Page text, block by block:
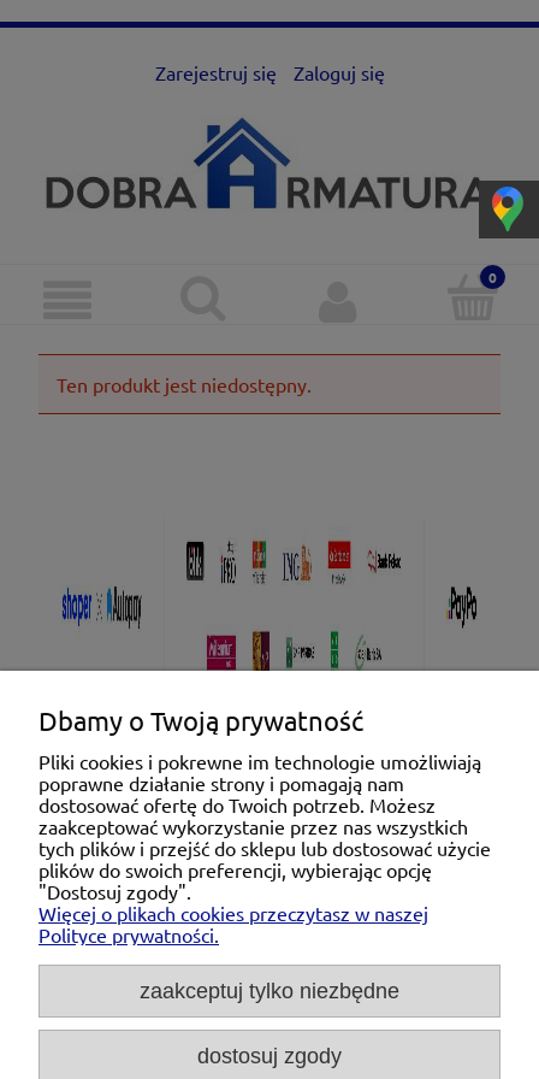
Zarejestruj się Zaloguj się
Ten produkt jest niedostępny.
Pomoc
Moje konto
Płatności i dostawa
O nas
Michał Niedźwiecki Dobra Armatura, ul. Krakowska
Dbamy o Twoją prywatność
Pliki cookies i pokrewne im technologie umożliwiają
poprawne działanie strony i pomagają nam
dostosować ofertę do Twoich potrzeb. Możesz
zaakceptować wykorzystanie przez nas wszystkich
tych plików i przejść do sklepu lub dostosować użycie
plików do swoich preferencji, wybierając opcję
"Dostosuj zgody".
Więcej o plikach cookies przeczytasz w naszej
Polityce prywatności.
zaakceptuj tylko niezbędne
dostosuj zgody